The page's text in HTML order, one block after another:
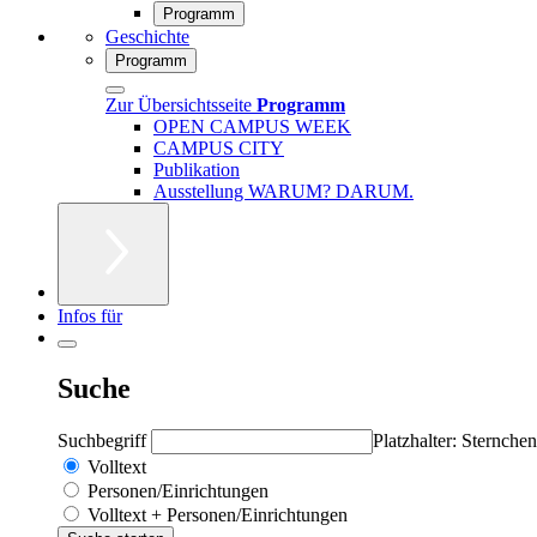
Programm
Geschichte
Programm
Zur Übersichtsseite Programm
OPEN CAMPUS WEEK
CAMPUS CITY
Publikation
Ausstellung WARUM? DARUM.
Infos für
Suche
Suchbegriff
Platzhalter:
Volltext
Personen/Einrichtungen
Volltext + Personen/Einrichtungen